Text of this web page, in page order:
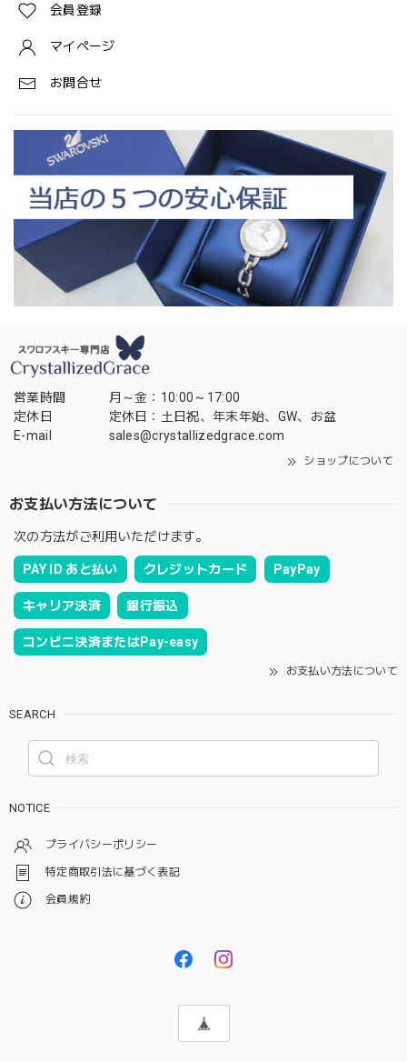
会員登録
マイページ
お問合せ
営業時間
月～金：10:00～17:00
定休日
定休日：土日祝、年末年始、GW、お盆
E-mail
sales@crystallizedgrace.com
ショップについて
お支払い方法について
次の方法がご利用いただけます。
PAY ID あと払い クレジットカード PayPay
キャリア決済 銀行振込
コンビニ決済またはPay-easy
お支払い方法について
SEARCH
NOTICE
プライバシーポリシー
特定商取引法に基づく表記
会員規約